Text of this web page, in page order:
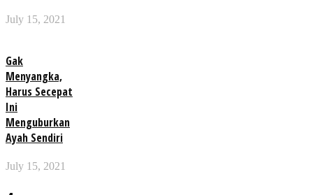
July 15, 2021
Gak
Menyangka,
Harus Secepat
Ini
Menguburkan
Ayah Sendiri
July 15, 2021